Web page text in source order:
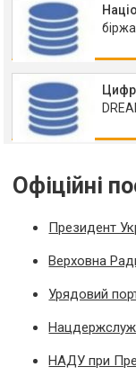
біржа
Офіційні
Президент
Верховна
Урядовий
НАДУ при